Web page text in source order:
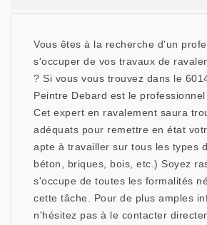
Vous êtes à la recherche d'un
s'occuper de vos travaux de
? Si vous vous trouvez dans le
Peintre Debard est le professionnel
Cet expert en ravalement saura
adéquats pour remettre en état
apte à travailler sur tous les types
béton, briques, bois, etc.) Soyez
s'occupe de toutes les formalités
cette tâche. Pour de plus amples
n'hésitez pas à le contacter